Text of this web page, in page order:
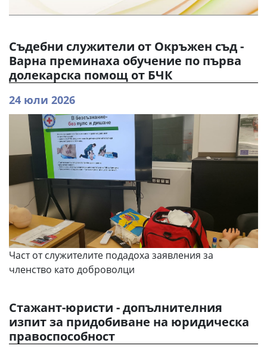
Съдебни служители от Окръжен съд -
Варна преминаха обучение по първа
долекарска помощ от БЧК
24 юли 2026
Част от служителите подадоха заявления за
членство като доброволци
Стажант-юристи - допълнителния
изпит за придобиване на юридическа
правоспособност